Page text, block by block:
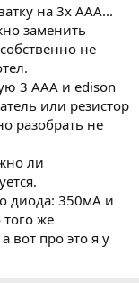
на 3х ААА...
заменить
не
3 ААА и edison
или резистор
разобрать не
ли
диода: 350мА и
же
вот про это я у